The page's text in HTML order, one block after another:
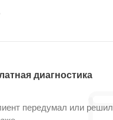
диагностика
передумал или решил